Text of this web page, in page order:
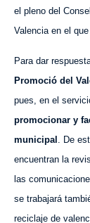
el pleno del
Valencia en el
Para dar
Promoció del
pues, en el
promocionar y
municipal . De
encuentran la
las
se trabajará
reciclaje de